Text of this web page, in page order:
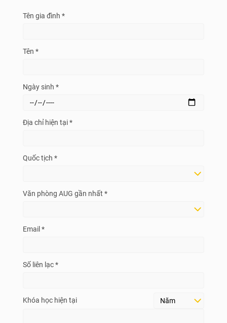
Tên gia đình *
Tên *
Ngày sinh *
Địa chỉ hiện tại *
Quốc tịch *
Văn phòng AUG gần nhất *
Email *
Số liên lạc *
Khóa học hiện tại